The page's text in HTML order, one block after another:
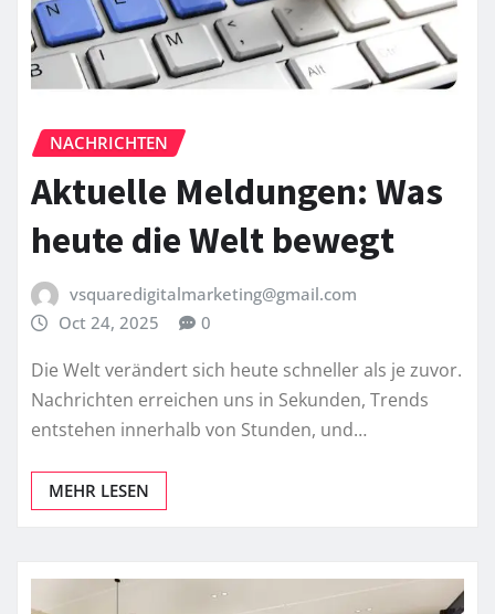
NACHRICHTEN
Aktuelle Meldungen: Was
heute die Welt bewegt
vsquaredigitalmarketing@gmail.com
Oct 24, 2025
0
Die Welt verändert sich heute schneller als je zuvor.
Nachrichten erreichen uns in Sekunden, Trends
entstehen innerhalb von Stunden, und…
MEHR LESEN